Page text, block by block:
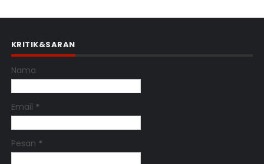
KRITIK&SARAN
Nama
Email *
Pesan *